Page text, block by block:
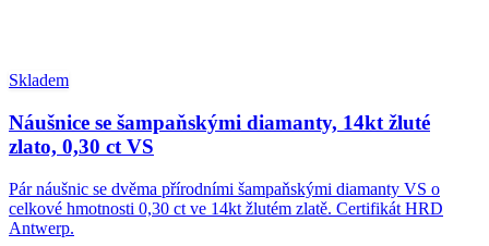
Skladem
Náušnice se šampaňskými diamanty, 14kt žluté
zlato, 0,30 ct VS
Pár náušnic se dvěma přírodními šampaňskými diamanty VS o
celkové hmotnosti 0,30 ct ve 14kt žlutém zlatě. Certifikát HRD
Antwerp.